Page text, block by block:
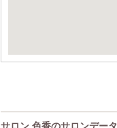
サロン 色香のサロンデータ